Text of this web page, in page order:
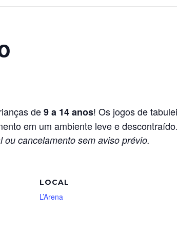
de9 a 14 anos! Os jogos de
em um ambiente leve e descontraído.
cancelamento sem aviso prévio.
LOCAL
L’Arena